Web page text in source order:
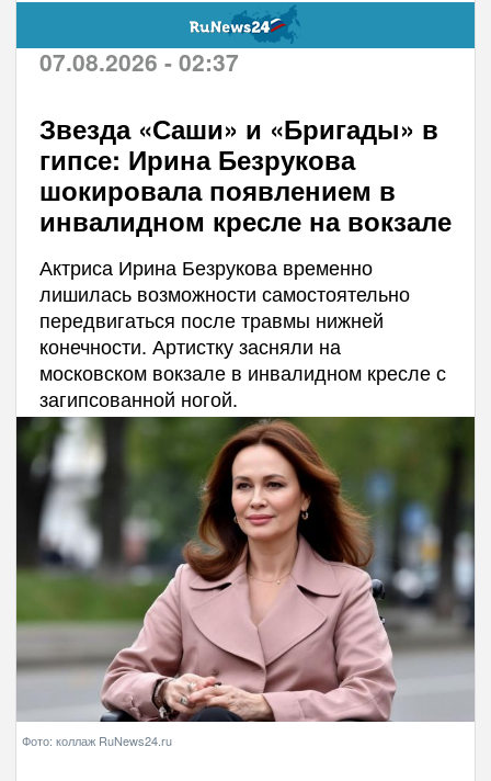
07.08.2026 - 02:37
Звезда «Саши» и «Бригады» в
гипсе: Ирина Безрукова
шокировала появлением в
инвалидном кресле на вокзале
Актриса Ирина Безрукова временно
лишилась возможности самостоятельно
передвигаться после травмы нижней
конечности. Артистку засняли на
московском вокзале в инвалидном кресле с
загипсованной ногой.
Фото: коллаж RuNews24.ru